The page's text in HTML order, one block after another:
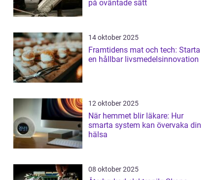
på oväntade sätt
14 oktober 2025
Framtidens mat och tech: Starta
en hållbar livsmedelsinnovation
12 oktober 2025
När hemmet blir läkare: Hur
smarta system kan övervaka din
hälsa
08 oktober 2025